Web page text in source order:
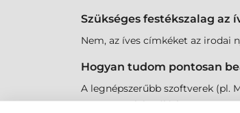
Szükséges festékszalag az
Nem, az íves címkéket az irodai
Hogyan tudom pontosan
A legnépszerűbb szoftverek (pl.
pontos pozicionáláshoz.